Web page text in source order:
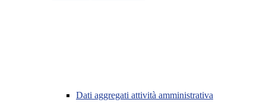
Dati aggregati attività amministrativa